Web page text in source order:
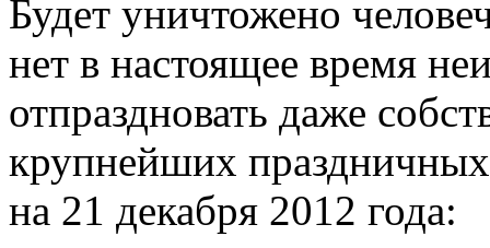
Будет уничтожено
нет в настоящее время
отпраздновать даже
крупнейших
на 21 декабря 2012 года: